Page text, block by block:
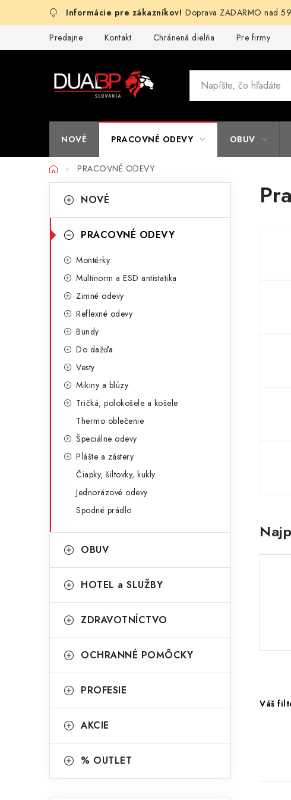
Doprava ZADARMO nad
Predajne Kontakt Chránená dielňa Pre firmy
NOVÉ PRACOVNÉ ODEVY OBUV
DomovPRACOVNÉ ODEVY
o
č
kategórie
a
t
NOVÉ
PRACOVNÉ ODEVY
Montérky
Multinorm a ESD antistatika
Zimné odevy
Reflexné odevy
Bundy
Do dažďa
Vesty
Mikiny a blúzy
Tričká, polokošele a košele
Thermo oblečenie
Špeciálne odevy
Plášte a zástery
Čiapky, šiltovky, kukly
Jednorázové odevy
Spodné prádlo
OBUV
HOTEL a SLUŽBY
ZDRAVOTNÍCTVO
OCHRANNÉ POMÔCKY
PROFESIE
AKCIE
% OUTLET
Váš